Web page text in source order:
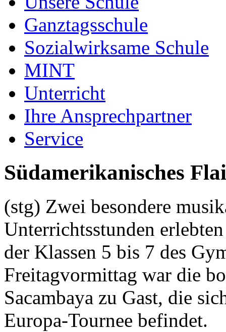
Ganztagsschule
Sozialwirksame Schule
MINT
Unterricht
Ihre Ansprechpartner
Service
Südamerikanisches
(stg) Zwei besondere
Unterrichtsstunden
der Klassen 5 bis 7 des
Freitagvormittag war die
Sacambaya zu Gast, die
Europa-Tournee befindet.